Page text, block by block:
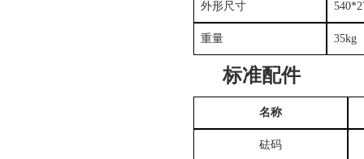
外形尺寸
重量 35kg
标准配件
名称
砝码